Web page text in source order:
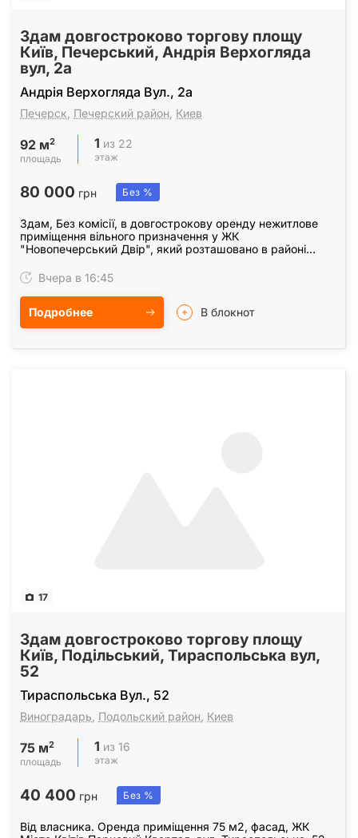
Здам довгостроково торгову площу
Київ, Печерський, Андрія Верхогляда
вул, 2а
Андрія Верхогляда Вул., 2а
Печерск Печерский район Киев
92 м2
площадь
1 из 22
этаж
80 000 грн Без %
Здам, Без комісії, в довгострокову оренду нежитлове
приміщення вільного призначення у ЖК
"Новопечерський Двір", який розташовано в районі
Верхогляда 2а,…
Вчера в 16:45
Подробнее В блокнот
17
Здам довгостроково торгову площу
Київ, Подільський, Тираспольська вул,
52
Тираспольська Вул., 52
Виноградарь Подольский район Киев
75 м2
площадь
1 из 16
этаж
40 400 грн Без %
Від власника. Оренда приміщення 75 м2, фасад, ЖК